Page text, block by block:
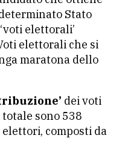
Stato
elettorali’
elettorali che si
maratona dello
dei voti
sono 538
composti da